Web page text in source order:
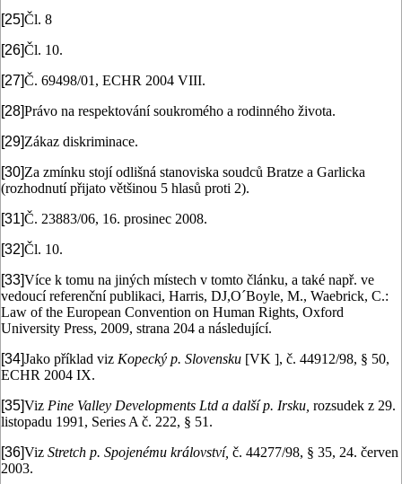
[25]Čl. 8
[26]Čl. 10.
[27]Č. 69498/01, ECHR 2004 VIII.
[28]Právo na respektování soukromého a rodinného života.
[29]Zákaz diskriminace.
[30]Za zmínku stojí odlišná stanoviska soudců Bratze a Garlicka
(rozhodnutí přijato většinou 5 hlasů proti 2).
[31]Č. 23883/06, 16. prosinec 2008.
[32]Čl. 10.
[33]Více k tomu na jiných místech v tomto článku, a také např. ve
vedoucí referenční publikaci, Harris, DJ,O´Boyle, M., Waebrick, C.:
Law of the European Convention on Human Rights, Oxford
University Press, 2009, strana 204 a následující.
[34]Jako příklad viz Kopecký p. Slovensku [VK ], č. 44912/98, § 50,
ECHR 2004 IX.
[35]Viz Pine Valley Developments Ltd a další p. Irsku, rozsudek z 29.
listopadu 1991, Series A č. 222, § 51.
[36]Viz Stretch p. Spojenému království, č. 44277/98, § 35, 24. červen
2003.